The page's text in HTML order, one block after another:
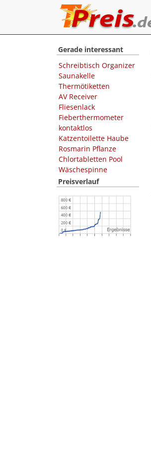
Gerade interessant
Schreibtisch Organizer
Saunakelle
Thermötiketten
AV Receiver
Fliesenlack
Fieberthermometer
kontaktlos
Katzentoilette Haube
Rosmarin Pflanze
Chlortabletten Pool
Wäschespinne
Preisverlauf